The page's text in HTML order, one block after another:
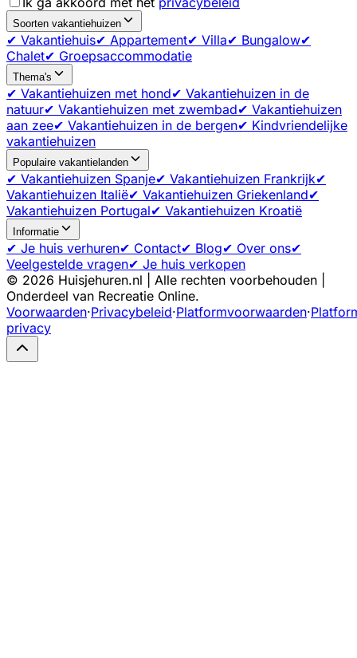
Soorten vakantiehuizen
✔ Vakantiehuis✔ Appartement✔ Villa✔ Bungalow✔
Chalet✔ Groepsaccommodatie
Thema's
✔ Vakantiehuizen met hond✔ Vakantiehuizen in de
natuur✔ Vakantiehuizen met zwembad✔ Vakantiehuizen
aan zee✔ Vakantiehuizen in de bergen✔ Kindvriendelijke
vakantiehuizen
Populaire vakantielanden
✔ Vakantiehuizen Spanje✔ Vakantiehuizen Frankrijk✔
Vakantiehuizen Italië✔ Vakantiehuizen Griekenland✔
Vakantiehuizen Portugal✔ Vakantiehuizen Kroatië
Informatie
✔ Je huis verhuren✔ Contact✔ Blog✔ Over ons✔
Veelgestelde vragen✔ Je huis verkopen
© 2026 Huisjehuren.nl | Alle rechten voorbehouden |
Onderdeel van Recreatie Online.
Voorwaarden·Privacybeleid·Platformvoorwaarden·
privacy